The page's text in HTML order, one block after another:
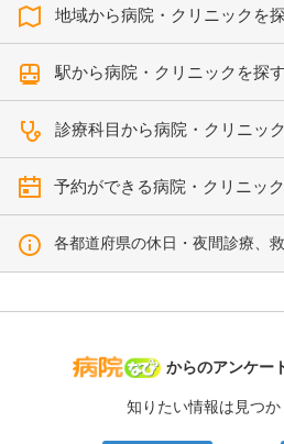
地域から病院・クリニックを
駅から病院・クリニックを探
診療科目から病院・クリニッ
予約ができる病院・クリニッ
各都道府県の休日・夜間診療、
病院なび
からのアンケー
知りたい情報は見つ